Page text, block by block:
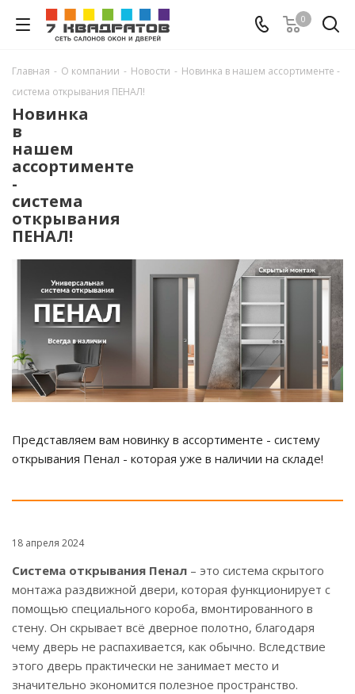
0
Главная - О компании - Новости - Новинка в нашем ассортименте -
система открывания ПЕНАЛ!
Новинка
в
нашем
ассортименте
-
система
открывания
ПЕНАЛ!
Представляем вам новинку в ассортименте - систему
открывания Пенал - которая уже в наличии на складе!
18 апреля 2024
Система открывания Пенал – это cистема скрытого
монтажа раздвижной двери, которая функционирует с
помощью специального короба, вмонтированного в
стену. Он скрывает всё дверное полотно, благодаря
чему дверь не распахивается, как обычно. Вследствие
этого дверь практически не занимает место и
значительно экономится полезное пространство.